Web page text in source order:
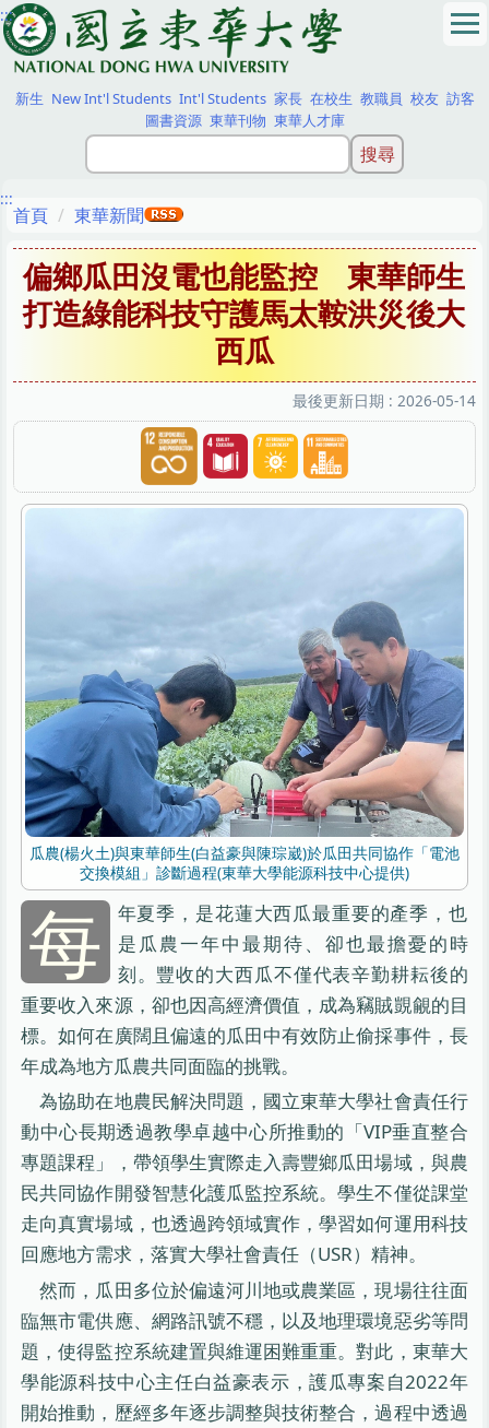
跳
到
主
要
內
:::
新生 New Int'l Students Int'l Students 家長 在校生 教職員 校友 訪客
圖書資源 東華刊物 東華人才庫
:::
首頁 東華新聞
偏鄉瓜田沒電也能監控 東華師生
打造綠能科技守護馬太鞍洪災後大
西瓜
最後更新日期 : 2026-05-14
瓜農(楊火土)與東華師生(白益豪與陳琮崴)於瓜田共同協作「電池
交換模組」診斷過程(東華大學能源科技中心提供)
每
年夏季，是花蓮大西瓜最重要的產季，也
是瓜農一年中最期待、卻也最擔憂的時
刻。豐收的大西瓜不僅代表辛勤耕耘後的
重要收入來源，卻也因高經濟價值，成為竊賊覬覦的目
標。如何在廣闊且偏遠的瓜田中有效防止偷採事件，長
年成為地方瓜農共同面臨的挑戰。
為協助在地農民解決問題，國立東華大學社會責任行
動中心長期透過教學卓越中心所推動的「VIP垂直整合
專題課程」，帶領學生實際走入壽豐鄉瓜田場域，與農
民共同協作開發智慧化護瓜監控系統。學生不僅從課堂
走向真實場域，也透過跨領域實作，學習如何運用科技
回應地方需求，落實大學社會責任（USR）精神。
然而，瓜田多位於偏遠河川地或農業區，現場往往面
臨無市電供應、網路訊號不穩，以及地理環境惡劣等問
題，使得監控系統建置與維運困難重重。對此，東華大
學能源科技中心主任白益豪表示，護瓜專案自2022年
開始推動，歷經多年逐步調整與技術整合，過程中透過